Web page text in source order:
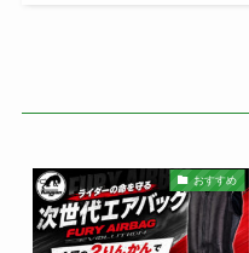
おすすめ